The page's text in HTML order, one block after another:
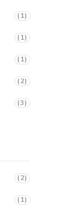
(1)
(1)
(1)
(2)
(3)
(2)
(1)